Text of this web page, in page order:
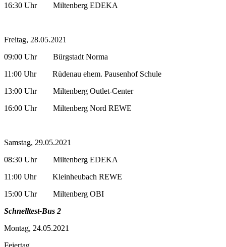
16:30 Uhr Miltenberg EDEKA
Freitag, 28.05.2021
09:00 Uhr Bürgstadt Norma
11:00 Uhr Rüdenau ehem. Pausenhof Schule
13:00 Uhr Miltenberg Outlet-Center
16:00 Uhr Miltenberg Nord REWE
Samstag, 29.05.2021
08:30 Uhr Miltenberg EDEKA
11:00 Uhr Kleinheubach REWE
15:00 Uhr Miltenberg OBI
Schnelltest-Bus 2
Montag, 24.05.2021
Feiertag